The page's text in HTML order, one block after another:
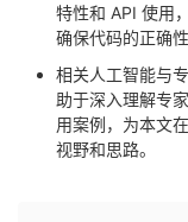
特性和 API 使用
确保代码的正确性
相关人工智能与
助于深入理解专
用案例，为本文
视野和思路。